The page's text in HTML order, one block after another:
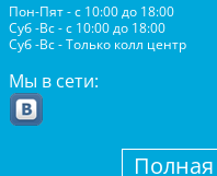
Пон-Пят - с 10:00 до 18:00
Суб -Вс - с 10:00 до 18:00
Суб -Вс - Только колл центр
Мы в сети:
Полная